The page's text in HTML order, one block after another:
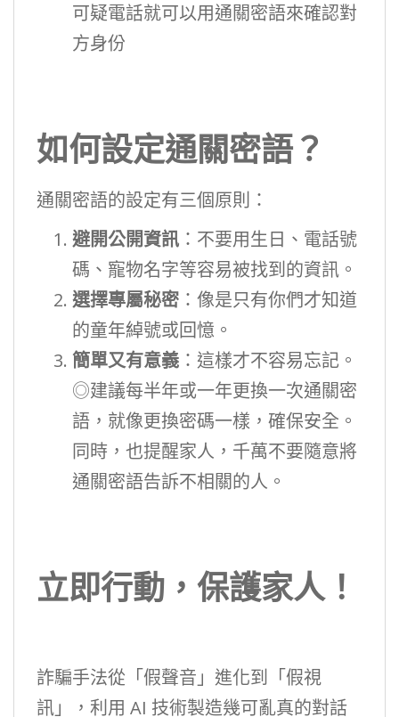
可疑電話就可以用通關密語來確認對
方身份
如何設定通關密語？
通關密語的設定有三個原則：
避開公開資訊 ：不要用生日、電話號
碼、寵物名字等容易被找到的資訊。
選擇專屬秘密 ：像是只有你們才知道
的童年綽號或回憶。
簡單又有意義 ：這樣才不容易忘記。
◎建議每半年或一年更換一次通關密
語，就像更換密碼一樣，確保安全。
同時，也提醒家人，千萬不要隨意將
通關密語告訴不相關的人。
立即行動，保護家人！
詐騙手法從「假聲音」進化到「假視
訊」，利用 AI 技術製造幾可亂真的對話